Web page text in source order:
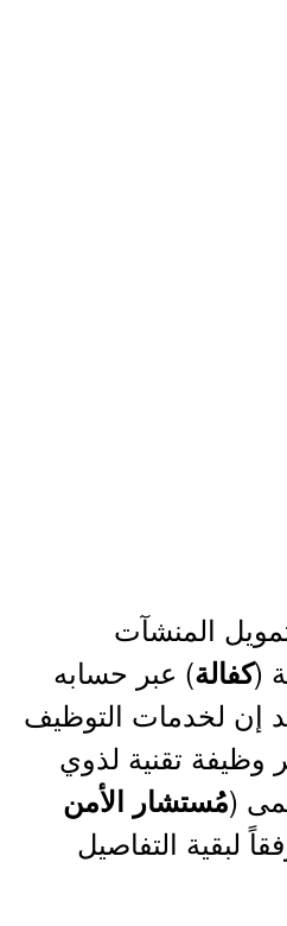
المنشآت
(كفالة) عبر حسابه
إن لخدمات التوظيف
وظيفة تقنية لذوي
(مُستشار الأمن
لبقية التفاصيل